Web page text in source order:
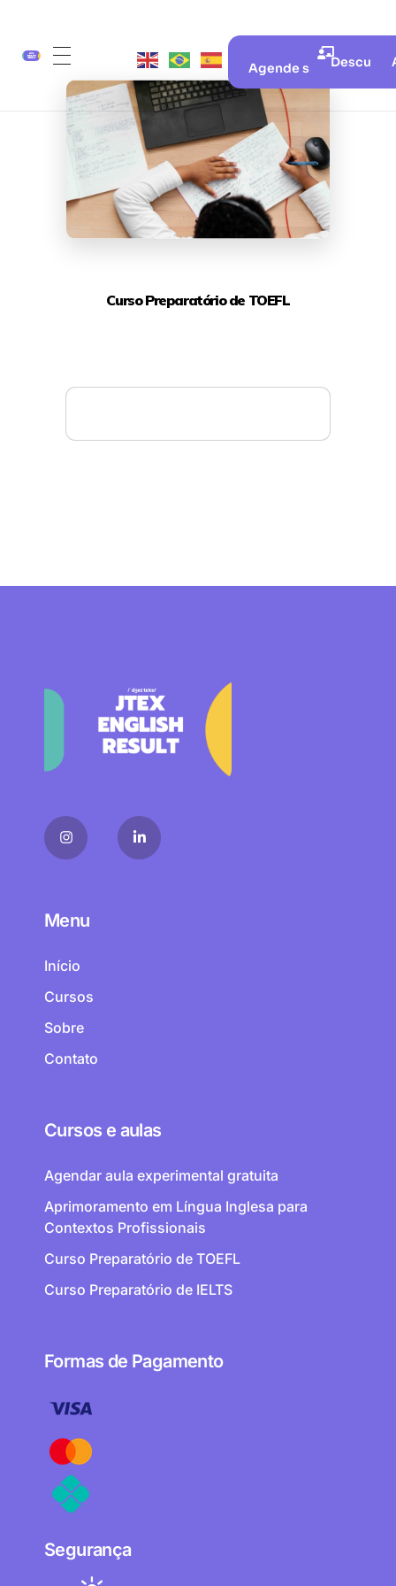
Agende sua aulaDescubra
Curso Preparatório de TOEFL
Menu
Início
Cursos
Sobre
Contato
Cursos e aulas
Agendar aula experimental gratuita
Aprimoramento em Língua Inglesa para
Contextos Profissionais
Curso Preparatório de TOEFL
Curso Preparatório de IELTS
Formas de Pagamento
Segurança